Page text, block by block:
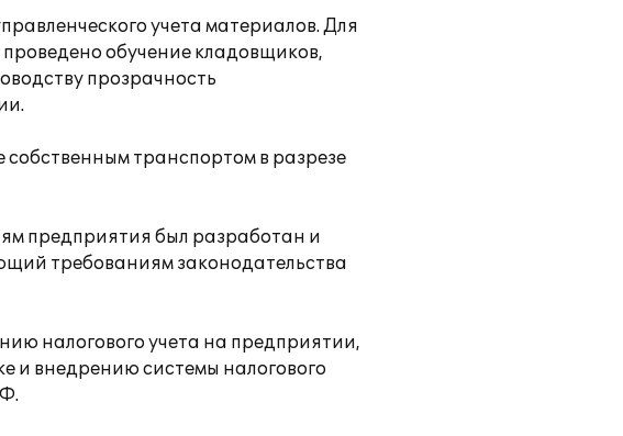
учета материалов. Для
обучение кладовщиков,
прозрачность
собственным транспортом в разрезе
предприятия был разработан и
требованиям законодательства
налогового учета на предприятии,
и внедрению системы налогового